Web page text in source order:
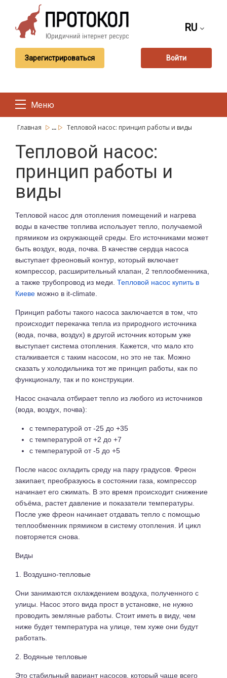
RU
Зарегистрироваться Войти
Меню
Главная ... Тепловой насос: принцип работы и виды
Тепловой насос:
принцип работы и
виды
Тепловой насос для отопления помещений и нагрева
воды в качестве топлива использует тепло, получаемой
прямиком из окружающей среды. Его источниками может
быть воздух, вода, почва. В качестве сердца насоса
выступает фреоновый контур, который включает
компрессор, расширительный клапан, 2 теплообменника,
а также трубопровод из меди. Тепловой насос купить в
Киеве можно в it-climate.
Принцип работы такого насоса заключается в том, что
происходит перекачка тепла из природного источника
(вода, почва, воздух) в другой источник которым уже
выступает система отопления. Кажется, что мало кто
сталкивается с таким насосом, но это не так. Можно
сказать у холодильника тот же принцип работы, как по
функционалу, так и по конструкции.
Насос сначала отбирает тепло из любого из источников
(вода, воздух, почва):
с температурой от -25 до +35
с температурой от +2 до +7
с температурой от -5 до +5
После насос охладить среду на пару градусов. Фреон
закипает, преобразуюсь в состоянии газа, компрессор
начинает его сжимать. В это время происходит снижение
объёма, растет давление и показатели температуры.
После уже фреон начинает отдавать тепло с помощью
теплообменник прямиком в систему отопления. И цикл
повторяется снова.
Виды
1. Воздушно-тепловые
Они занимаются охлаждением воздуха, полученного с
улицы. Насос этого вида прост в установке, не нужно
проводить земляные работы. Стоит иметь в виду, чем
ниже будет температура на улице, тем хуже они будут
работать.
2. Водяные тепловые
Это стабильный вариант насосов, который чаще всего